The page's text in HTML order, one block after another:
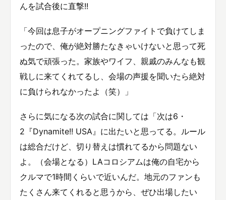
んを試合後に直撃!!
「今回は息子がオープニングファイトで負けてしま
ったので、俺が絶対勝たなきゃいけないと思って死
ぬ気で頑張った。家族やワイフ、親戚のみんなも観
戦しに来てくれてるし、会場の声援を聞いたら絶対
に負けられなかったよ（笑）」
さらに気になる次の試合に関しては「次は6・
2『Dynamite!! USA』に出たいと思ってる。ルール
は総合だけど、切り替えは慣れてるから問題ない
よ。（会場となる）LAコロシアムは俺の自宅から
クルマで1時間くらいで近いんだ。地元のファンも
たくさん来てくれると思うから、ぜひ出場したい